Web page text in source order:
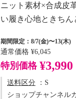
ニット素材×合成皮
い履き心地ときちん
期間限定：8/7(金)〜13(木)
通常価格 ¥6,045
特別価格 ¥3,990
送料区分 ：S
ショップチャンネル